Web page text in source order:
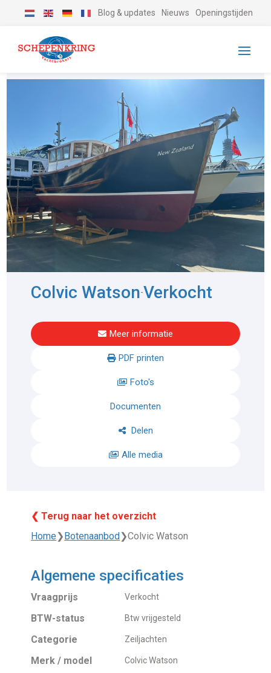
Blog & updates Nieuws Openingstijden
Colvic Watson-Verkocht
Meer informatie
PDF printen
Foto's
Documenten
Delen
Alle media
❮ Terug naar het overzicht
Home❯ Botenaanbod ❯Colvic Watson
Algemene specificaties
Vraagprijs Verkocht
BTW-status Btw vrijgesteld
Categorie Zeiljachten
Merk / model Colvic Watson